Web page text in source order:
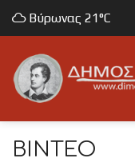
Βύρωνας 21°C
ΒΊΝΤΕΟ